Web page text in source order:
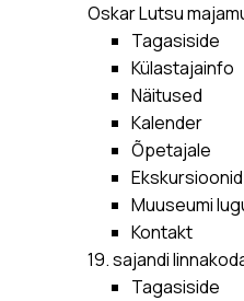
Oskar Lutsu
Tagasiside
Külastajainfo
Näitused
Kalender
Õpetajale
Muuseumi
Kontakt
19. sajandi
Tagasiside